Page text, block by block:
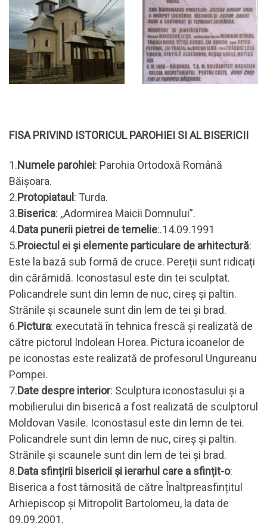
FISA PRIVIND ISTORICUL PAROHIEI SI AL BISERICII
1.Numele parohiei: Parohia Ortodoxă Română
Băișoara.
2.Protopiataul : Turda.
3.Biserica: ,,Adormirea Maicii Domnului”.
4.Data punerii pietrei de temelie:.14.09.1991
5.Proiectul ei și elemente particulare de arhitectură:
Este la bază sub formă de cruce. Pereții sunt ridicați
din cărămidă. Iconostasul este din tei sculptat.
Policandrele sunt din lemn de nuc, cireș și paltin.
Strănile și scaunele sunt din lem de tei și brad.
6.Pictura: executată în tehnica frescă și realizată de
către pictorul Indolean Horea. Pictura icoanelor de
pe iconostas este realizată de profesorul Ungureanu
Pompei.
7.Date despre interior: Sculptura iconostasului și a
mobilierului din biserică a fost realizată de sculptorul
Moldovan Vasile. Iconostasul este din lemn de tei.
Policandrele sunt din lemn de nuc, cireș și paltin.
Strănile și scaunele sunt din lem de tei și brad.
8.Data sfințirii bisericii și ierarhul care a sfințit-o:
Biserica a fost târnosită de către Înaltpreasfințitul
Arhiepiscop și Mitropolit Bartolomeu, la data de
09.09.2001.